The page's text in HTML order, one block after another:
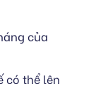
của
có thể lên